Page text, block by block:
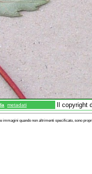
metadati Il copyright
immagini quando non altrimenti specificato, sono